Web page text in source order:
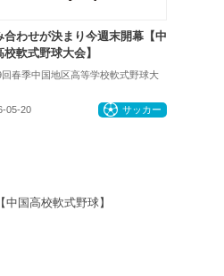
国高校軟式野球】
合わせが決まり今週末開幕【中
校軟式野球大会】
回春季中国地区高等学校軟式野球大
05-20 サッカー